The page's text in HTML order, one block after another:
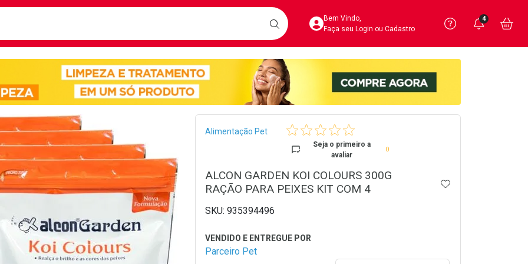
BUSCARAcesse sua Conta
Bem Vindo,
Faça seu Login ou Cadastro
Precisa
Ver Recursos
Você
4
Breadcrumb
Alimentação Pet
Seja o primeiro a
avaliar
0
ALCON GARDEN KOI COLOURS 300G
RAÇÃO PARA PEIXES KIT COM 4
ADICIONAR AOS
935394496
Parceiro Pet